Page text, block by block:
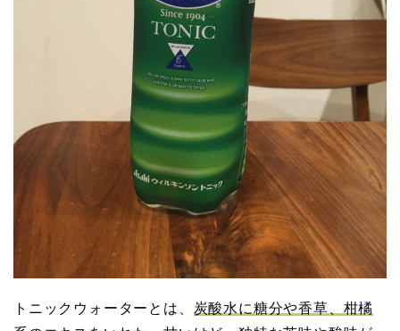
トニックウォーターとは、 炭酸水に糖分や香草、柑橘